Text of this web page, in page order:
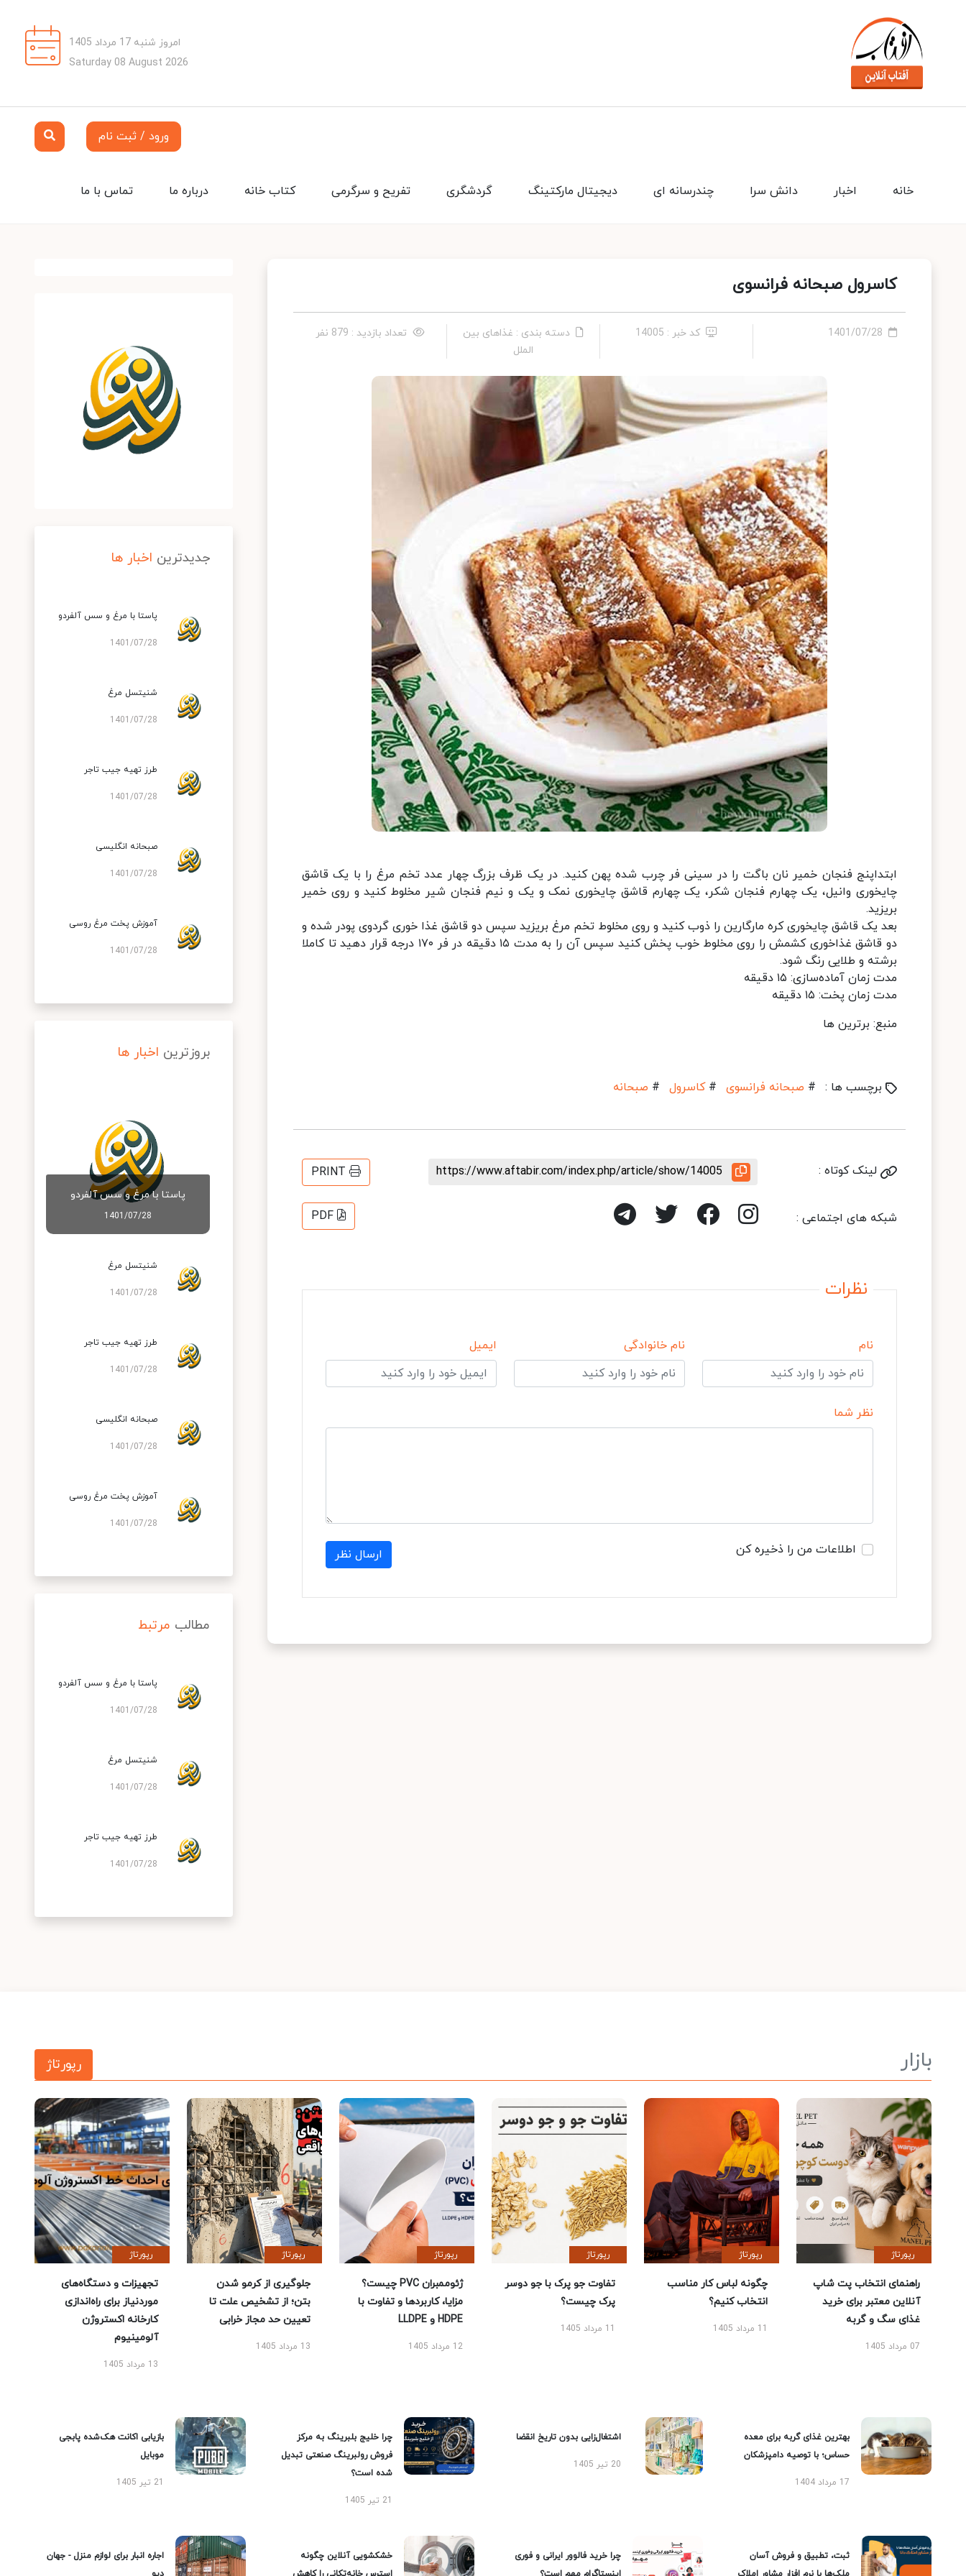
امروز شنبه 17 مرداد 1405
Saturday 08 August 2026
ورود / ثبت نام
تماس با ما درباره ما کتاب خانه تفریح و سرگرمی گردشگری دیجیتال مارکتینگ چندرسانه ای دانش سرا اخبار خانه
کاسرول صبحانه فرانسوی
1401/07/28 کد خبر : 14005
دسته بندی : غذاهای بین
الملل
تعداد بازدید : 879 نفر
ابتداپنج فنجان خمیر نان باگت را در سینی فر چرب شده پهن کنید. در یک ظرف بزرگ چهار عدد تخم مرغ را با یک قاشق
چایخوری وانیل، یک چهارم فنجان شکر، یک چهارم قاشق چایخوری نمک و یک و نیم فنجان شیر مخلوط کنید و روی خمیر
بریزید.
بعد یک قاشق چایخوری کره مارگارین را ذوب کنید و روی مخلوط تخم مرغ بریزید سپس دو قاشق غذا خوری گردوی پودر شده و
دو قاشق غذاخوری کشمش را روی مخلوط خوب پخش کنید سپس آن را به مدت ۱۵ دقیقه در فر ۱۷۰ درجه قرار دهید تا کاملا
برشته و طلایی رنگ شود.
مدت زمان آماده‌سازی: ۱۵ دقیقه
مدت زمان پخت: ۱۵ دقیقه
منبع: برترین ها
برچسب ها : # صبحانه فرانسوی # کاسرول # صبحانه
لینک کوتاه : https://www.aftabir.com/index.php/article/show/14005
PRINT
شبکه های اجتماعی : PDF
نظرات
نام نام خانوادگی ایمیل
نظر شما
اطلاعات من را ذخیره کن ارسال نظر
جدیدترین اخبار ها
پاستا با مرغ و سس آلفردو
1401/07/28
شنیتسل مرغ
1401/07/28
طرز تهیه جیب تاجر
1401/07/28
صبحانه انگلیسی
1401/07/28
آموزش پخت مرغ روسی
1401/07/28
بروزترین اخبار ها
پاستا با مرغ و سس آلفردو
1401/07/28
شنیتسل مرغ
1401/07/28
طرز تهیه جیب تاجر
1401/07/28
صبحانه انگلیسی
1401/07/28
آموزش پخت مرغ روسی
1401/07/28
مطالب مرتبط
پاستا با مرغ و سس آلفردو
1401/07/28
شنیتسل مرغ
1401/07/28
طرز تهیه جیب تاجر
1401/07/28
بازار رپورتاژ
رپورتاژ
راهنمای انتخاب پت شاپ
آنلاین معتبر برای خرید
غذای سگ و گربه
07 مرداد 1405
رپورتاژ
چگونه لباس کار مناسب
انتخاب کنیم؟
11 مرداد 1405
رپورتاژ
تفاوت جو پرک با جو دوسر
پرک چیست؟
11 مرداد 1405
رپورتاژ
ژئوممبران PVC چیست؟
مزایا، کاربردها و تفاوت با
HDPE و LLDPE
12 مرداد 1405
رپورتاژ
جلوگیری از کرمو شدن
بتن؛ از تشخیص علت تا
تعیین حد مجاز خرابی
13 مرداد 1405
رپورتاژ
تجهیزات و دستگاه‌های
موردنیاز برای راه‌اندازی
کارخانه اکستروژن
آلومینیوم
13 مرداد 1405
بهترین غذای گربه برای معده
حساس؛ با توصیه دامپزشکان
17 مرداد 1404
اشتغال‌زایی بدون تاریخ انقضا
20 تیر 1405
چرا خلیج بلبرینگ به مرکز
فروش رولبرینگ صنعتی تبدیل
شده است؟
21 تیر 1405
بازیابی اکانت هک‌شده پابجی
موبایل
21 تیر 1405
ثبت، تطبیق و فروش آسان
چرا خرید فالوور ایرانی و فوری
خشکشویی آنلاین چگونه
اجاره انبار برای لوازم منزل - جهان